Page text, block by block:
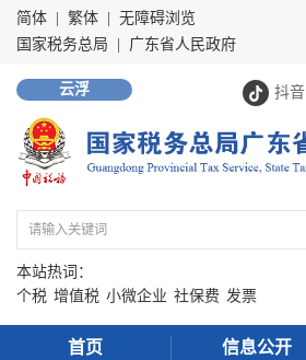
简体 繁体
无障碍浏览
国家税务总局
广东省人民政府
抖音
云浮
本站热词：
个税 增值税 小微企业 社保费 发票
首页 信息公开